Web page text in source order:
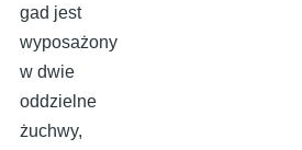
gad jest
wyposażony
w dwie
oddzielne
żuchwy,